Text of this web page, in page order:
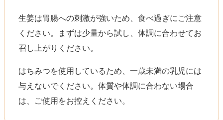
生姜は胃腸への刺激が強いため、食べ過ぎにご注意
ください。まずは少量から試し、体調に合わせてお
召し上がりください。
はちみつを使用しているため、一歳未満の乳児には
与えないでください。体質や体調に合わない場合
は、ご使用をお控えください。